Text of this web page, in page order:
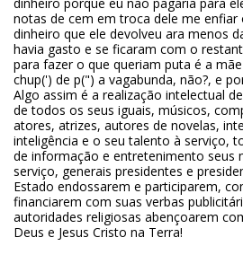
notas de cem em troca dele me
dinheiro que ele devolveu ara menos
havia gasto e se ficaram com o
para fazer o que queriam puta é a
chup(') de p(") a vagabunda, não?, e
Algo assim é a realização intelectual
de todos os seus iguais, músicos,
atores, atrizes, autores de novelas,
inteligência e o seu talento à serviço,
de informação e entretenimento seus
serviço, generais presidentes e
Estado endossarem e participarem,
financiarem com suas verbas
autoridades religiosas abençoarem
Deus e Jesus Cristo na Terra!